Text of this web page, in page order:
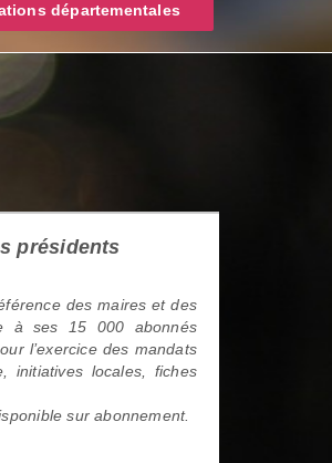
départementales
présidents
des maires et des
à ses 15 000 abonnés
l’exercice des mandats
initiatives locales, fiches
sur abonnement.